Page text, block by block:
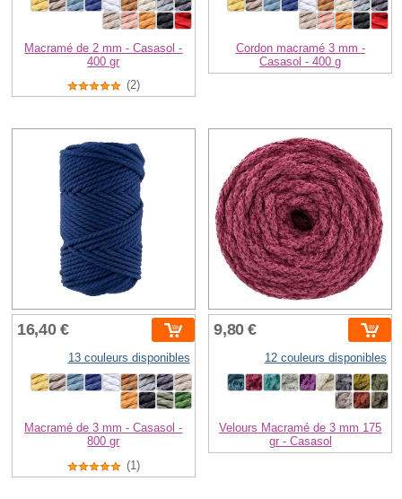
Macramé de 2 mm - Casasol -
400 gr
(2)
Cordon macramé 3 mm -
Casasol - 400 g
16,40 €
13 couleurs disponibles
Macramé de 3 mm - Casasol -
800 gr
(1)
9,80 €
12 couleurs disponibles
Velours Macramé de 3 mm 175
gr - Casasol